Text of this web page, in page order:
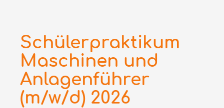
Schülerpraktikum
Maschinen und
Anlagenführer
(m/w/d) 2026